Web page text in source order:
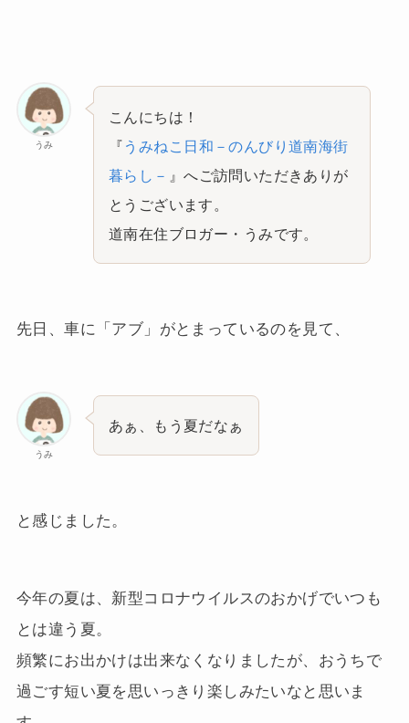
うみ
こんにちは！
『 うみねこ日和－のんびり道南海街
暮らし－ 』へご訪問いただきありが
とうございます。
道南在住ブロガー・うみです。
先日、車に「アブ」がとまっているのを見て、
うみ
あぁ、もう夏だなぁ
と感じました。
今年の夏は、新型コロナウイルスのおかげでいつも
とは違う夏。
頻繁にお出かけは出来なくなりましたが、おうちで
過ごす短い夏を思いっきり楽しみたいなと思いま